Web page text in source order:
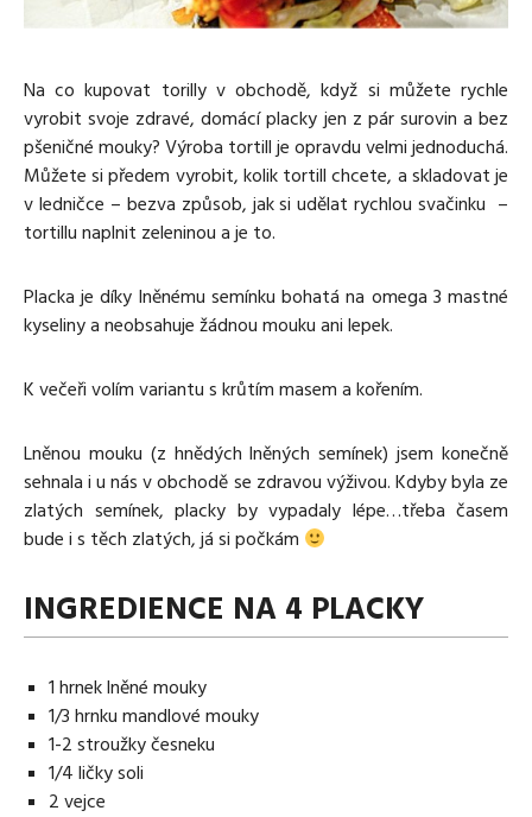
Excentrické posilování
Cvičení do kanceláře
Desetiminutovka
„Retro“ sestavy ze staré Rutiny
Mobilita
Aktivní uvolnění
Meditace
Výzvy a nácviky
Afirmace – cvičení mysli
Tréninkový plán
Polévky
Ostatní recepty
Co je Rutina?
Pro koho je Rutina?
Nejčastější dotazy
Kontakt
Na co kupovat torilly v obchodě, když si můžete rychle
vyrobit svoje zdravé, domácí placky jen z pár surovin a bez
pšeničné mouky? Výroba tortill je opravdu velmi jednoduchá.
Můžete si předem vyrobit, kolik tortill chcete, a skladovat je
v ledničce – bezva způsob, jak si udělat rychlou svačinku –
tortillu naplnit zeleninou a je to.
Placka je díky lněnému semínku bohatá na omega 3 mastné
kyseliny a neobsahuje žádnou mouku ani lepek.
K večeři volím variantu s krůtím masem a kořením.
Lněnou mouku (z hnědých lněných semínek) jsem konečně
sehnala i u nás v obchodě se zdravou výživou. Kdyby byla ze
zlatých semínek, placky by vypadaly lépe…třeba časem
bude i s těch zlatých, já si počkám
INGREDIENCE NA 4 PLACKY
1 hrnek lněné mouky
1/3 hrnku mandlové mouky
1-2 stroužky česneku
1/4 ličky soli
2 vejce